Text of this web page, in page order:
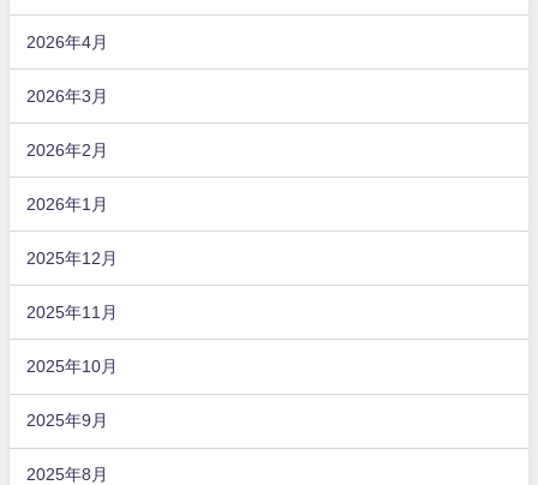
2026年4月
2026年3月
2026年2月
2026年1月
2025年12月
2025年11月
2025年10月
2025年9月
2025年8月